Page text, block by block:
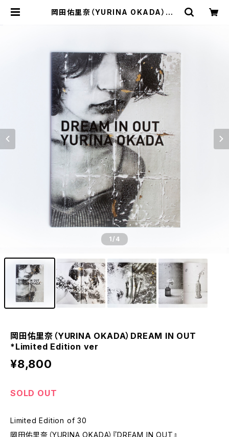
岡田佑里奈（YURINA OKADA）DR
1/4
岡田佑里奈（YURINA OKADA）DREAM IN OUT
*Limited Edition ver
¥8,800
SOLD OUT
Limited Edition of 30
岡田佑里奈（YURINA OKADA）『DREAM IN OUT』